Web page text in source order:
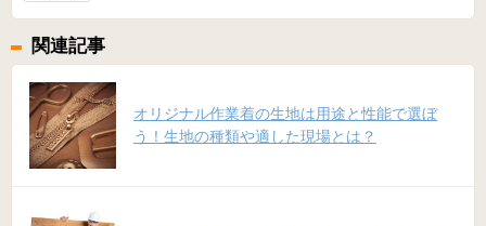
関連記事
オリジナル作業着の生地は用途と性能で選ぼ
う！生地の種類や適した現場とは？